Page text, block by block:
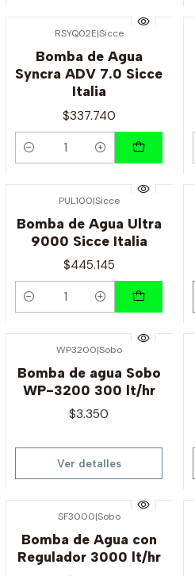
RSYQ02E|Sicce
Bomba de Agua
Syncra ADV 7.0 Sicce
Italia
$337.740
Cantidad
PUL100|Sicce
Bomba de Agua Ultra
9000 Sicce Italia
$445.145
Cantidad
WP3200|Sobo
Bomba de agua Sobo
WP-3200 300 lt/hr
$3.350
Ver detalles
SF3000|Sobo
Bomba de Agua con
Regulador 3000 lt/hr